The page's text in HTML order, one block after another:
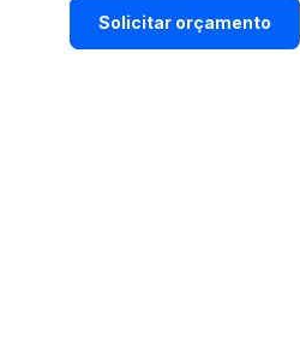
Solicitar orçamento